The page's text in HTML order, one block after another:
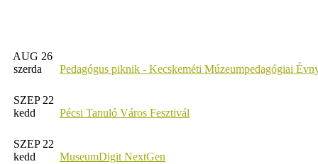
AUG 26
szerda
Pedagógus piknik - Kecskeméti Múzeumpedagógiai
SZEP 22
kedd
Pécsi Tanuló Város Fesztivál
SZEP 22
kedd
MuseumDigit NextGen